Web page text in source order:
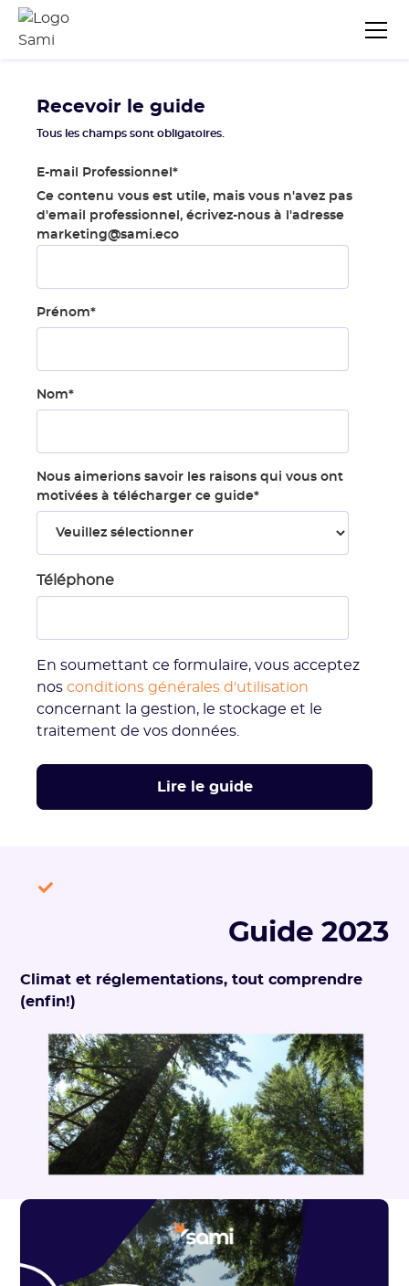
Guide 2023
Climat et réglementations, tout comprendre
(enfin!)
Recevoir le guide
Tous les champs sont obligatoires.
E-mail Professionnel *
Ce contenu vous est utile, mais vous n'avez pas
d'email professionnel, écrivez-nous à l'adresse
marketing@sami.eco
Prénom*
Nom*
Nous aimerions savoir les raisons qui vous ont
motivées à télécharger ce guide*
Téléphone
En soumettant ce formulaire, vous acceptez
nos conditions générales d'utilisation
concernant la gestion, le stockage et le
traitement de vos données.